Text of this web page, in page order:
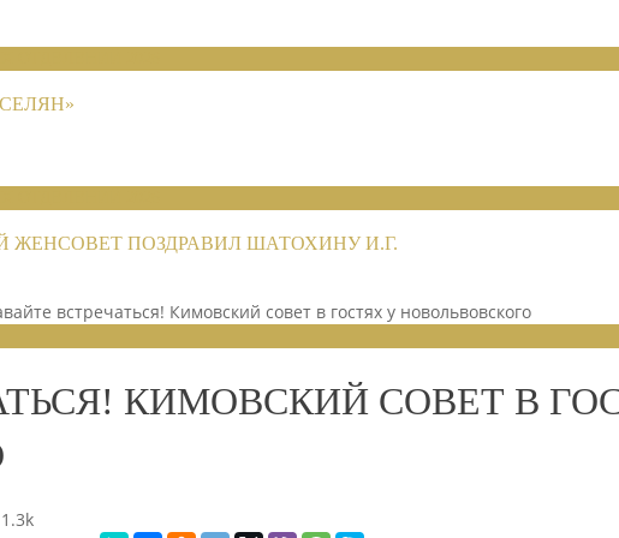
ПОЗДРАВИЛ ШАТОХИНУ И.Г.
встречаться! Кимовский совет в гостях у новольвовского
КИМОВСКИЙ СОВЕТ В
1.3k